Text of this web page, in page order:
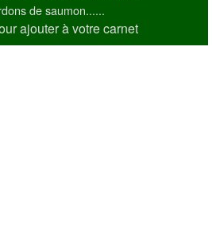
de saumon......
ajouter à votre carnet